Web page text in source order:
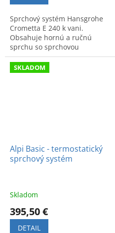
Sprchový systém Hansgrohe
Crometta E 240 k vani.
Obsahuje hornú a ručnú
sprchu so sprchovou
hadicou. Funkčné vybavenie
pre sprchovanie v modernej
kúpeľni.
SKLADOM
Alpi Basic - termostatický
sprchový systém
Skladom
395,50 €
DETAIL